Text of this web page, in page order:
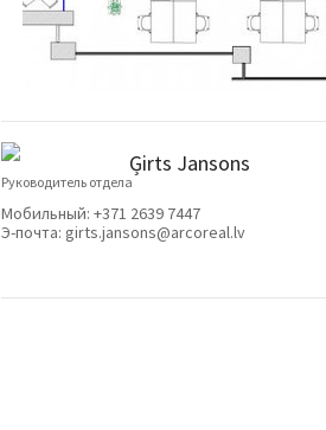
Ģirts Jansons
Руководитель отдела
Мобильный: +371 2639 7447
Э-почта: girts.jansons@arcoreal.lv